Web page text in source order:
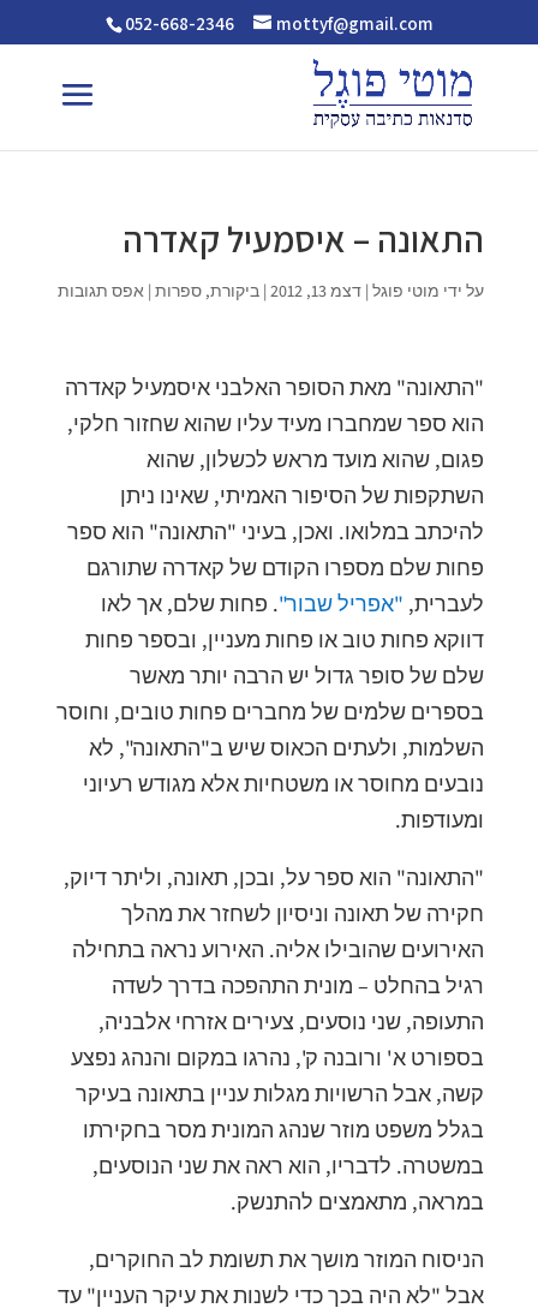
052-668-2346 mottyf@gmail.com
התאונה – איסמעיל קאדרה
על ידי מוטי פוגל| דצמ 13, 2012 | ביקורת, ספרות| אפס תגובות
"התאונה" מאת הסופר האלבני איסמעיל קאדרה
הוא ספר שמחברו מעיד עליו שהוא שחזור חלקי,
פגום, שהוא מועד מראש לכשלון, שהוא
השתקפות של הסיפור האמיתי, שאינו ניתן
להיכתב במלואו. ואכן, בעיני "התאונה" הוא ספר
פחות שלם מספרו הקודם של קאדרה שתורגם
לעברית, "אפריל שבור". פחות שלם, אך לאו
דווקא פחות טוב או פחות מעניין, ובספר פחות
שלם של סופר גדול יש הרבה יותר מאשר
בספרים שלמים של מחברים פחות טובים, וחוסר
השלמות, ולעתים הכאוס שיש ב"התאונה", לא
נובעים מחוסר או משטחיות אלא מגודש רעיוני
ומעודפות.
"התאונה" הוא ספר על, ובכן, תאונה, וליתר דיוק,
חקירה של תאונה וניסיון לשחזר את מהלך
האירועים שהובילו אליה. האירוע נראה בתחילה
רגיל בהחלט – מונית התהפכה בדרך לשדה
התעופה, שני נוסעים, צעירים אזרחי אלבניה,
בספורט א' ורובנה ק', נהרגו במקום והנהג נפצע
קשה, אבל הרשויות מגלות עניין בתאונה בעיקר
בגלל משפט מוזר שנהג המונית מסר בחקירתו
במשטרה. לדבריו, הוא ראה את שני הנוסעים,
במראה, מתאמצים להתנשק.
הניסוח המוזר מושך את תשומת לב החוקרים,
אבל "לא היה בכך כדי לשנות את עיקר העניין" עד